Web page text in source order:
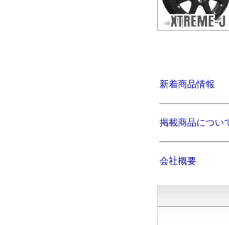
新着商品情報
掲載商品につい
会社概要